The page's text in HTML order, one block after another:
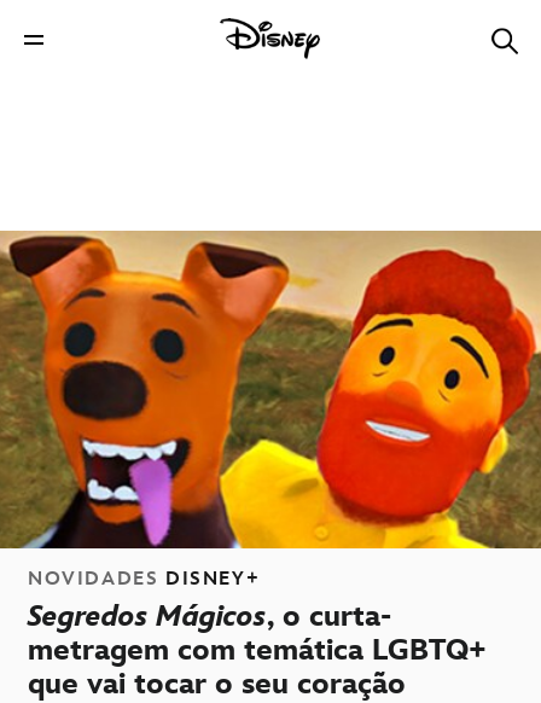
NOVIDADES DISNEY+
Segredos Mágicos, o curta-
metragem com temática LGBTQ+
que vai tocar o seu coração